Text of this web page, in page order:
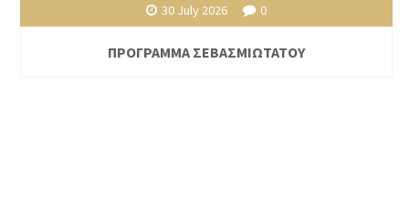
30 July 2026 0
ΠΡΟΓΡΑΜΜΑ ΣΕΒΑΣΜΙΩΤΑΤΟΥ